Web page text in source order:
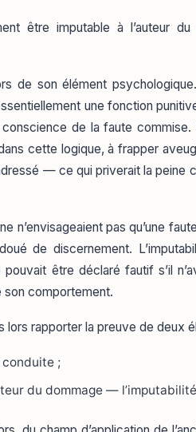
être imputable à l’auteur
de son élément
une fonction
de la faute commise.
cette logique, à frapper
— ce qui priverait la peine
n’envisageaient pas qu’une
de discernement.
être déclaré fautif s’il
son comportement.
lors rapporter la preuve de deux
;
du dommage —